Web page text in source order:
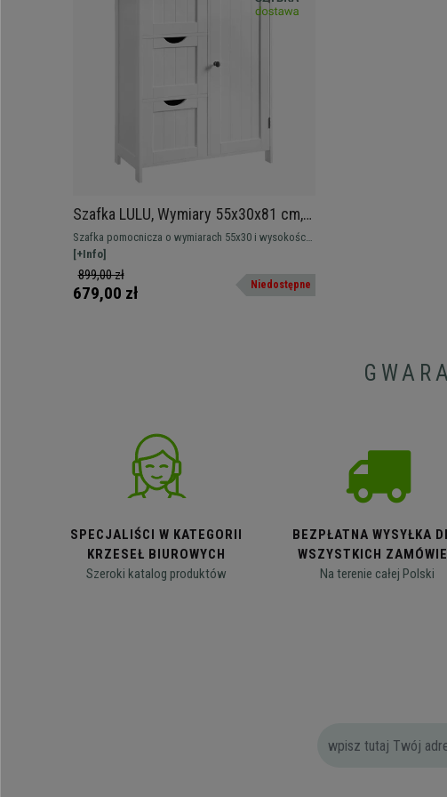
Szafka LULU, Wymiary 55x30x81 cm,
Nowoczesny Design, kolor Biały
Szafka pomocnicza o wymiarach 55x30 i wysokości
81 cm. Nowoczesny styl, duża pojemność.
[+Info]
899,00 zł
679,00 zł Niedostępne
SPECJALIŚCI W KATEGORII
KRZESEŁ BIUROWYCH
Szeroki katalog produktów
BEZPŁATNA WYSYŁKA
WSZYSTKICH
Na terenie całej Polski